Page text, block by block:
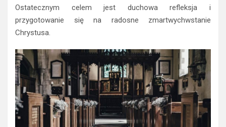
Ostatecznym celem jest duchowa refleksja i
przygotowanie się na radosne zmartwychwstanie
Chrystusa.